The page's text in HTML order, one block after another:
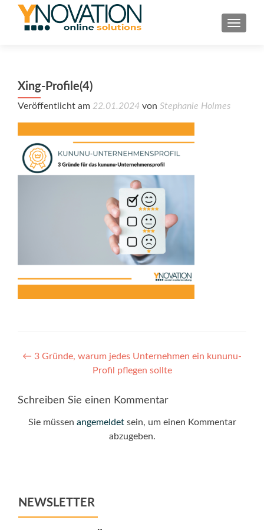
Xing-Profile(4)
Veröffentlicht am 22.01.2024 von Stephanie Holmes
Post
navigation
← 3 Gründe, warum jedes Unternehmen ein kununu-
Profil pflegen sollte
Schreiben Sie einen Kommentar
Sie müssen angemeldetsein, um einen Kommentar
abzugeben.
NEWSLETTER